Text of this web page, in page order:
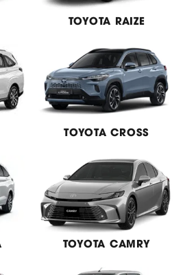
TOYOTA RAIZE
TOYOTA CROSS
TOYOTA CAMRY